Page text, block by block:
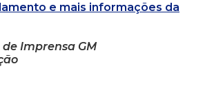
e mais informações da
de Imprensa GM